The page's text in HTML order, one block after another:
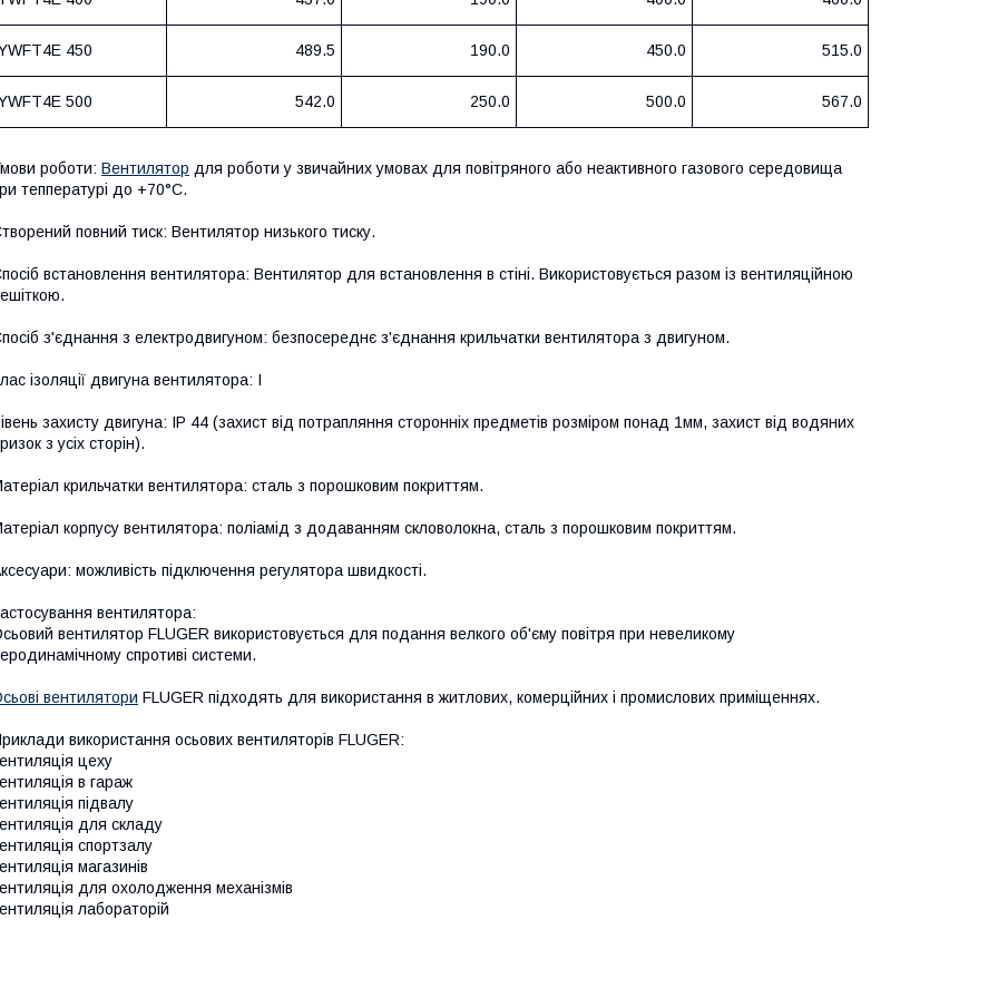
450 489.5 190.0 450.0 515.0
500 542.0 250.0 500.0 567.0
роботи: Вентилятор для роботи у звичайних умовах для повітряного або неактивного газового середовища
теппературі до +70°С.
повний тиск: Вентилятор низького тиску.
встановлення вентилятора: Вентилятор для встановлення в стіні. Використовується разом із вентиляційною
з'єднання з електродвигуном: безпосереднє з'єднання крильчатки вентилятора з двигуном.
ізоляції двигуна вентилятора: І
захисту двигуна: ІР 44 (захист від потрапляння сторонніх предметів розміром понад 1мм, захист від водяних
з усіх сторін).
крильчатки вентилятора: сталь з порошковим покриттям.
корпусу вентилятора: поліамід з додаванням скловолокна, сталь з порошковим покриттям.
можливість підключення регулятора швидкості.
вентилятора:
вентилятор FLUGER використовується для подання велкого об'єму повітря при невеликому
спротиві системи.
вентилятори FLUGER підходять для використання в житлових, комерційних і промислових приміщеннях.
використання осьових вентиляторів FLUGER:
цеху
в гараж
підвалу
для складу
спортзалу
магазинів
для охолодження механізмів
лабораторій